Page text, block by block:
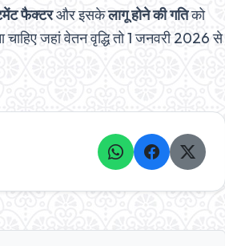
फैक्टरऔर इसकेलागू होने की गतिको
चाहिए जहां वेतन वृद्धि तो 1 जनवरी 2026 से